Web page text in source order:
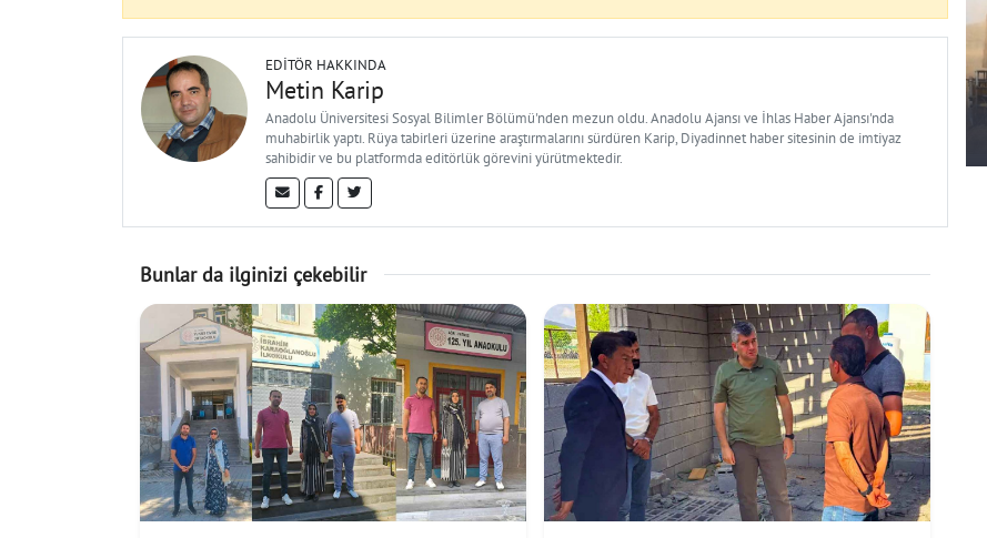
EDITÖR HAKKINDA
Metin Karip
Anadolu Üniversitesi Sosyal Bilimler Bölümü'nden mezun oldu. Anadolu Ajansı ve İhlas Haber Ajansı'nda
muhabirlik yaptı. Rüya tabirleri üzerine araştırmalarını sürdüren Karip, Diyadinnet haber sitesinin de imtiyaz
sahibidir ve bu platformda editörlük görevini yürütmektedir.
Bunlar da ilginizi çekebilir